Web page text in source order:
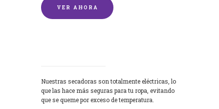
VER AHORA
Nuestras secadoras son totalmente eléctricas, lo
que las hace más seguras para tu ropa, evitando
que se queme por exceso de temperatura.